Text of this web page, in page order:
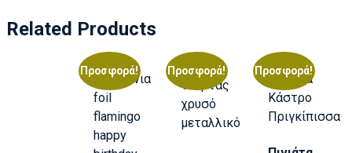
Related Products
Προσφορά! Προσφορά! Προσφορά!